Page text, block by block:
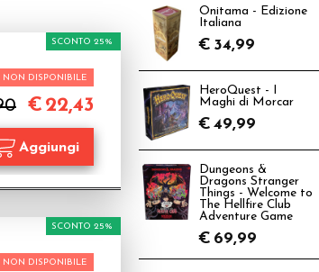
NON DISPONIBILE
SCONTO 25%
€ 22,43
NON DISPONIBILE
SCONTO 25%
Onitama - Edizione
Italiana
€ 34,99
HeroQuest - I
Maghi di Morcar
€ 49,99
Dungeons &
Dragons Stranger
Things - Welcome to
The Hellfire Club
Adventure Game
€ 69,99